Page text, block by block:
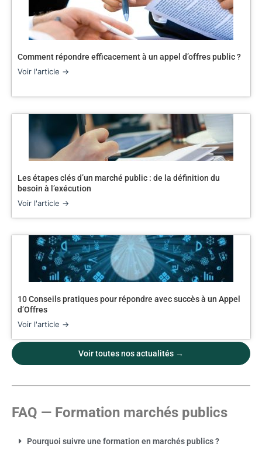
Comment répondre efficacement à un appel d’offres public ?
Voir l'article →
Les étapes clés d’un marché public : de la définition du
besoin à l’exécution
Voir l'article →
10 Conseils pratiques pour répondre avec succès à un Appel
d’Offres
Voir l'article →
Voir toutes nos actualités →
FAQ — Formation marchés publics
Pourquoi suivre une formation en marchés publics ?